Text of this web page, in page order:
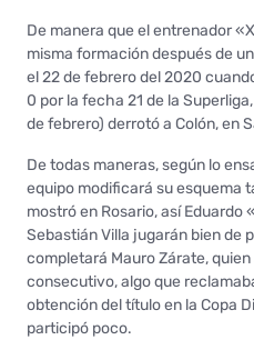
De manera que el entrenador
misma formación después de
el 22 de febrero del 2020
0 por la fecha 21 de la
de febrero) derrotó a Colón, en
De todas maneras, según lo
equipo modificará su esquema
mostró en Rosario, así Eduardo
Sebastián Villa jugarán bien de
completará Mauro Zárate,
consecutivo, algo que
obtención del título en la Copa
participó poco.